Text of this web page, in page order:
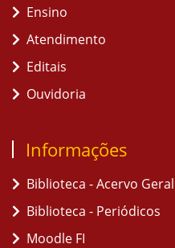
Ensino
Atendimento
Editais
Ouvidoria
Informações
Biblioteca - Acervo Geral
Biblioteca - Periódicos
Moodle FI